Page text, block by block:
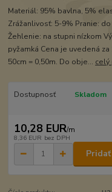
Materiál: 95% bavlna, 5%
Zrážanlivosť: 5-9% Pranie:
Žehlenie: na stupni nízkom
pyžamká Cena je uvedená
50cm = 0,50m. Do obje... celý
Dostupnosť Skladom
10,28 EUR/m
8,36 EUR bez DPH